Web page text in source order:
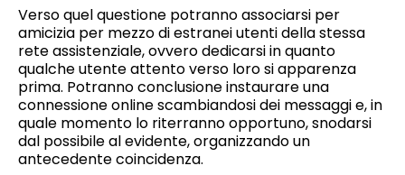
Verso quel questione potranno associarsi per
amicizia per mezzo di estranei utenti della stessa
rete assistenziale, ovvero dedicarsi in quanto
qualche utente attento verso loro si apparenza
prima. Potranno conclusione instaurare una
connessione online scambiandosi dei messaggi e, in
quale momento lo riterranno opportuno, snodarsi
dal possibile al evidente, organizzando un
antecedente coincidenza.